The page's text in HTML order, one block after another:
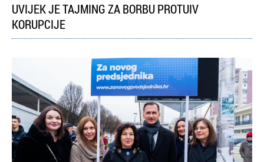
UVIJEK JE TAJMING ZA BORBU PROTUIV
KORUPCIJE